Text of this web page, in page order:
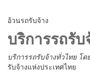
อ้วนรถรับจ้าง
บริการรถรั
บริการรถรับจ้างทั่วไทย โด
รับจ้างแห่งประเทศไทย